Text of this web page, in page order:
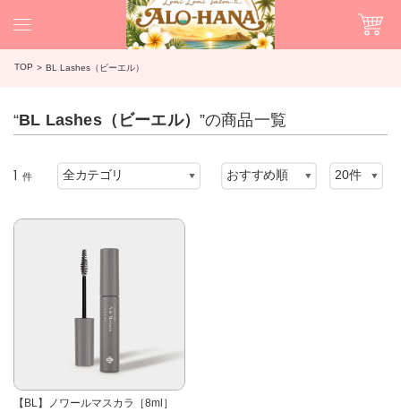
TOP BL Lashes（ビーエル）
“BL Lashes（ビーエル） ”の商品一覧
1 件
【BL】ノワールマスカラ［8ml］